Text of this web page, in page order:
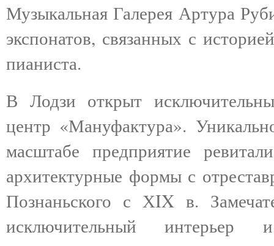
Музыкальная Галерея Артура
экспонатов, связанных с
пианиста.
В Лодзи открыт
центр «Мануфактура».
масштабе предприятие
архитектурные формы с
Познаньского с ХIX в.
исключительный интерьер и